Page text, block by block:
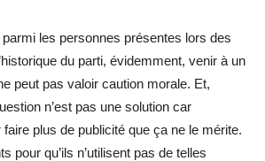
les personnes présentes lors des
du parti, évidemment, venir à un
peut pas valoir caution morale. Et,
n’est pas une solution car
faire plus de publicité que ça ne le mérite.
pour qu’ils n’utilisent pas de telles